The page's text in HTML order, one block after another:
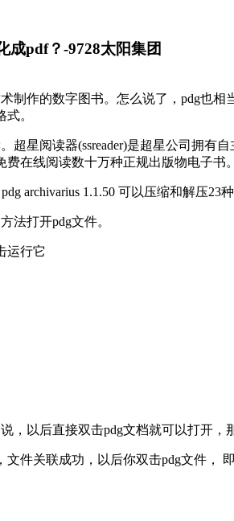
成pdf？-9728太阳集团
制作的数字图书。怎么说了，pdg也
。
超星阅读器(ssreader)是超星公司拥
在线阅读数十万种正规出版物电子书
archivarius 1.1.50 可以压缩和解压
法打开pdg文件。
运行它
，以后直接双击pdg文档就可以打开，
件关联成功，以后你双击pdg文件，